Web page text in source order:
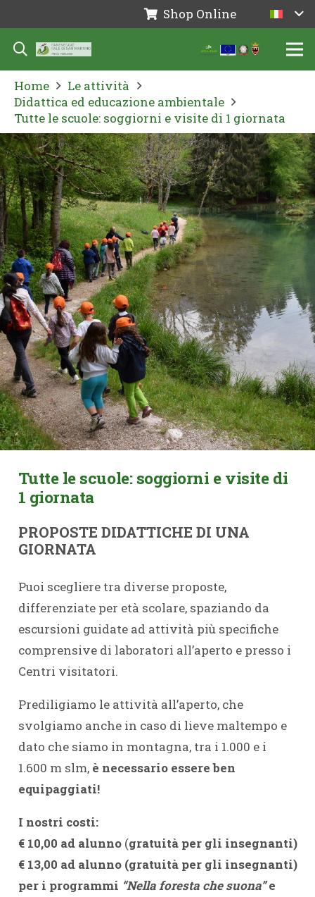
Shop Online
Home
Le attività
Didattica ed educazione ambientale
Tutte le scuole: soggiorni e visite di 1 giornata
Tutte le scuole: soggiorni e visite di
1 giornata
PROPOSTE DIDATTICHE DI UNA
GIORNATA
Puoi scegliere tra diverse proposte,
differenziate per età scolare, spaziando da
escursioni guidate ad attività più specifiche
comprensive di laboratori all’aperto e presso i
Centri visitatori.
Prediligiamo le attività all’aperto, che
svolgiamo anche in caso di lieve maltempo e
dato che siamo in montagna, tra i 1.000 e i
1.600 m slm, è necessario essere ben
equipaggiati!
I nostri costi:
€ 10,00 ad alunno (gratuità per gli insegnanti)
€ 13,00 ad alunno (gratuità per gli insegnanti)
per i programmi “Nella foresta che suona”e